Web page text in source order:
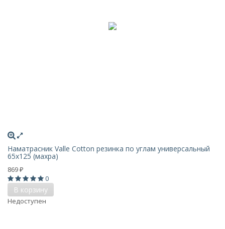
Наматрасник Valle Cotton резинка по углам универсальный
65х125 (махра)
869 ₽
0
В корзину
Недоступен